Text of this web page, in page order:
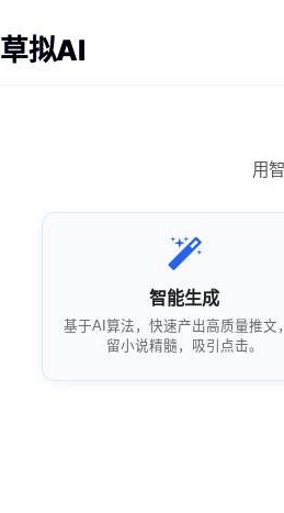
草拟AI
用
智能生成
基于AI算法，快速产出高质量推文
留小说精髓，吸引点击。